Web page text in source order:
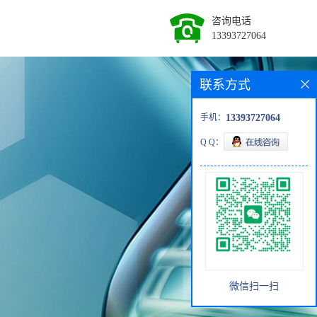
咨询电话
13393727064
联系方式
手机： 13393727064
Q Q：
微信扫一扫